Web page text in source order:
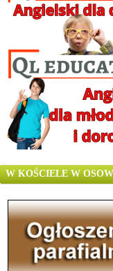
W KOŚCIELE W